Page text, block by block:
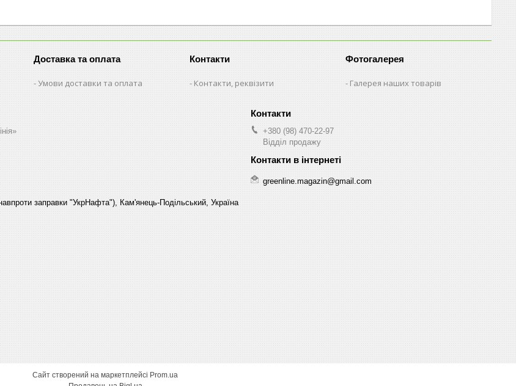
Доставка та оплата
Умови доставки та оплата
Контакти
Контакти, реквізити
Фотогалерея
Галерея наших товарів
заправки "УкрНафта"), Кам'янець-Подільський, Україна
+380 (98) 470-22-97
Відділ продажу
greenline.magazin@gmail.com
Сайт створений на маркетплейсі Prom.ua